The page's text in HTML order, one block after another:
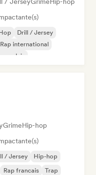
Drill / Jersey
Rap international
anglais
GrimeHip-hop
/ Jersey
Hip-hop
Rap francais Trap